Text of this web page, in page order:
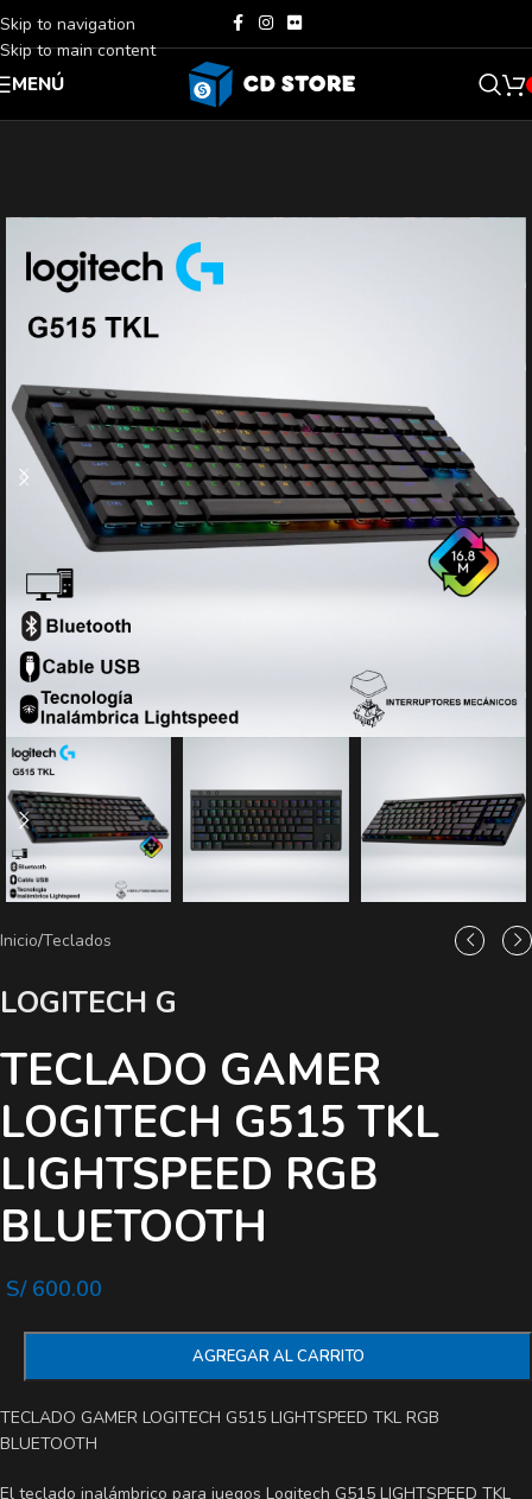
Skip to navigation
Skip to main content
MENÚ
Inicio/Teclados
LOGITECH G
TECLADO GAMER
LOGITECH G515 TKL
LIGHTSPEED RGB
BLUETOOTH
S/600.00
AGREGAR AL CARRITO
TECLADO GAMER LOGITECH G515 LIGHTSPEED TKL RGB
BLUETOOTH
El teclado inalámbrico para juegos Logitech G515 LIGHTSPEED TKL